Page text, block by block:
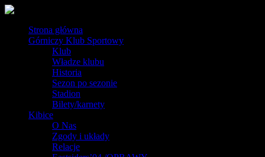
Strona główna
Górniczy Klub Sportowy
Klub
Władze klubu
Historia
Sezon po sezonie
Stadion
Bilety/karnety
Kibice
O Nas
Zgody i układy
Relacje